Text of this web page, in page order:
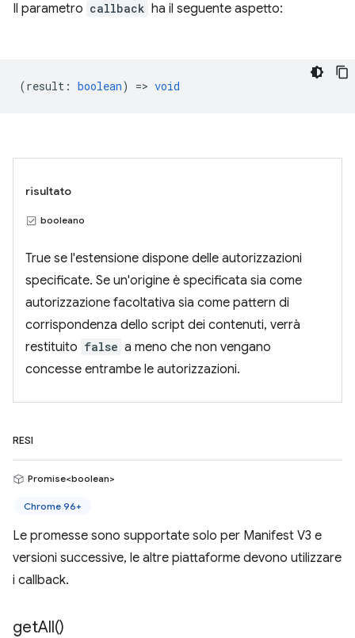
Il parametro callback ha il seguente aspetto:
(result : boolean) => void
risultato
booleano
True se l'estensione dispone delle autorizzazioni
specificate. Se un'origine è specificata sia come
autorizzazione facoltativa sia come pattern di
corrispondenza dello script dei contenuti, verrà
restituito false a meno che non vengano
concesse entrambe le autorizzazioni.
RESI
Promise<boolean>
Chrome 96+
Le promesse sono supportate solo per Manifest V3 e
versioni successive, le altre piattaforme devono utilizzare
i callback.
getAll()